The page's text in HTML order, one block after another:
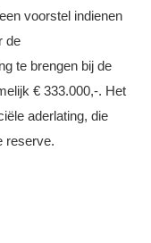
voorstel indienen
de
te brengen bij de
€ 333.000,-. Het
aderlating, die
reserve.